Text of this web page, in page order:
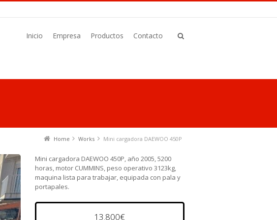
Inicio Empresa Productos Contacto
Home Works Mini cargadora DAEWOO 450P
Mini cargadora DAEWOO 450P, año 2005, 5200
horas, motor CUMMINS, peso operativo 3123kg,
maquina lista para trabajar, equipada con pala y
portapales.
13.800€